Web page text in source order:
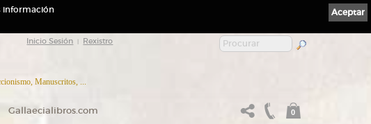
Inicio Sesión Rexistro
Manuscritos, ...
Gallaecialibros.com 0
Aceptar
información